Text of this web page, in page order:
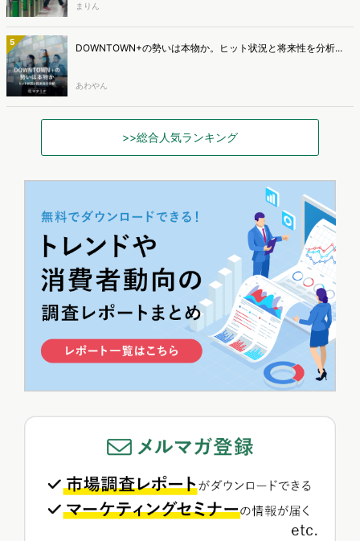
まりん
5 DOWNTOWN+の勢いは本物か。ヒット状況と将来性を分析...
あわやん
>>総合人気ランキング